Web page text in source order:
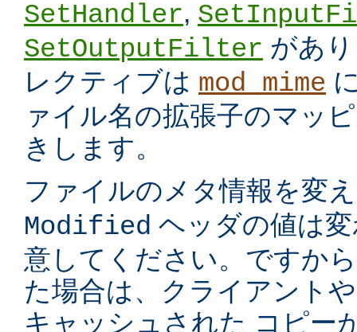
SetHandler,
SetOutputFilter があ
レクティブは mod_mime
ァイル名の拡張子のマッ
きします。
ファイルのメタ情報を変
Modified ヘッダの値は
意してください。ですか
た場合は、クライアント
キャッシュされた コピー